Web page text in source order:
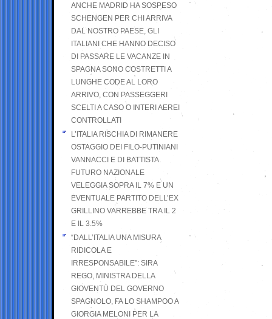
ANCHE MADRID HA SOSPESO
SCHENGEN PER CHI ARRIVA
DAL NOSTRO PAESE, GLI
ITALIANI CHE HANNO DECISO
DI PASSARE LE VACANZE IN
SPAGNA SONO COSTRETTI A
LUNGHE CODE AL LORO
ARRIVO, CON PASSEGGERI
SCELTI A CASO O INTERI AEREI
CONTROLLATI
L’ITALIA RISCHIA DI RIMANERE
OSTAGGIO DEI FILO-PUTINIANI
VANNACCI E DI BATTISTA.
FUTURO NAZIONALE
VELEGGIA SOPRA IL 7% E UN
EVENTUALE PARTITO DELL’EX
GRILLINO VARREBBE TRA IL 2
E IL 3.5%
“DALL’ITALIA UNA MISURA
RIDICOLA E
IRRESPONSABILE”: SIRA
REGO, MINISTRA DELLA
GIOVENTÙ DEL GOVERNO
SPAGNOLO, FA LO SHAMPOO A
GIORGIA MELONI PER LA